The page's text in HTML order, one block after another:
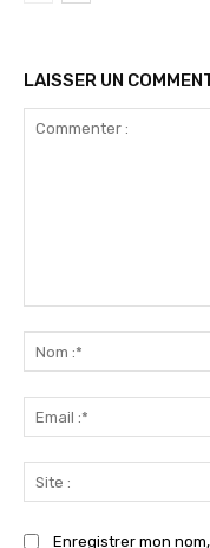
LAISSER UN
Enregistrer mon